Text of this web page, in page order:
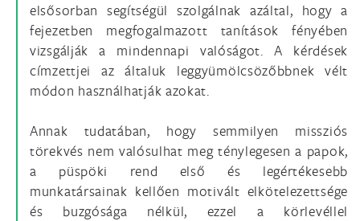
elsősorban segítségül szolgálnak azáltal, hogy a
fejezetben megfogalmazott tanítások fényében
vizsgálják a mindennapi valóságot. A kérdések
címzettjei az általuk leggyümölcsözőbbnek vélt
módon használhatják azokat.
Annak tudatában, hogy semmilyen missziós
törekvés nem valósulhat meg ténylegesen a papok,
a püspöki rend első és legértékesebb
munkatársainak kellően motivált elkötelezettsége
és buzgósága nélkül, ezzel a körlevéllel